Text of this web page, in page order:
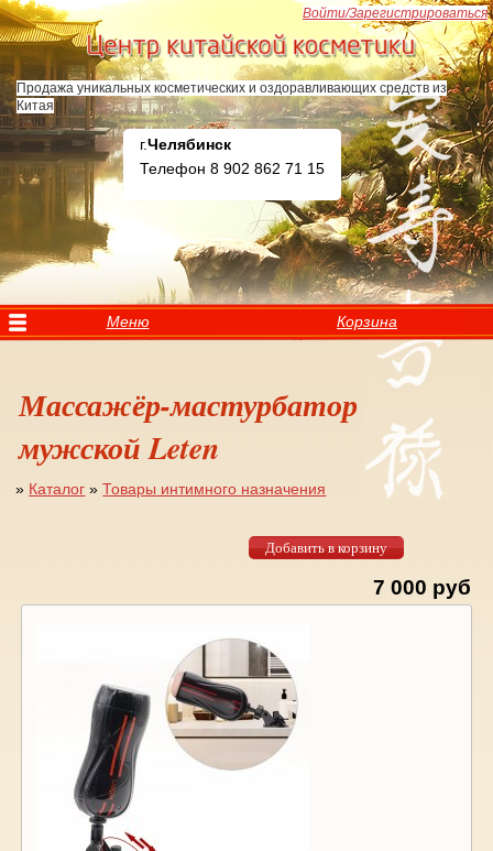
Перейти к основному содержанию
Продажа уникальных косметических и оздоравливающих средств из
Китая
г.Челябинск
Телефон 8 902 862 71 15
Меню Корзина
Массажёр-мастурбатор
мужской Leten
» Каталог »Товары интимного назначения
7 000 руб
Войти/Зарегистрироваться